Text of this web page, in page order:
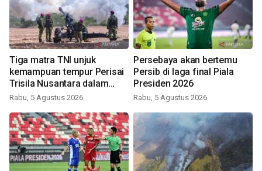
Tiga matra TNI unjuk
kemampuan tempur Perisai
Trisila Nusantara dalam
latihan di Kepri
Rabu, 5 Agustus 2026
Persebaya akan bertemu
Persib di laga final Piala
Presiden 2026
Rabu, 5 Agustus 2026